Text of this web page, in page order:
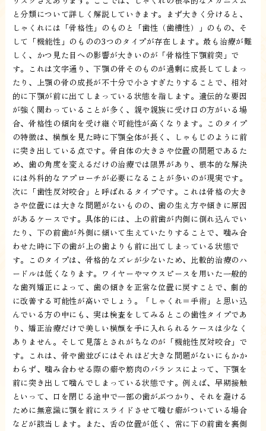
と分類について詳しく解説していきます。まず大きく分けると、
しゃくれには「骨格性」のものと「歯性（歯槽性）」のもの、そ
して「機能性」のものの3つのタイプが存在します。最も治療が難
しく、かつ見た目への影響が大きいのが「骨格性下顎前突」で
す。これは文字通り、下顎の骨そのものが過剰に成長してしまっ
たり、上顎の骨の成長が不十分で小さすぎたりすることで、相対
的に下顎が前に出てしまっている状態を指します。遺伝的な要因
が強く関わっていることが多く、親や親族に受け口の方がいる場
合、骨格性の傾向を受け継ぐ可能性が高くなります。このタイプ
の特徴は、横顔を見た時に下顎全体が長く、しゃもじのように前
に突き出している点です。骨自体の大きさや位置の問題であるた
め、歯の角度を変えるだけの治療では限界があり、根本的な解決
には外科的なアプローチが必要になることが多いのが現実です。
次に「歯性反対咬合」と呼ばれるタイプです。これは骨格の大き
さや位置には大きな問題がないものの、歯の生え方や傾きに原因
があるケースです。具体的には、上の前歯が内側に倒れ込んでい
たり、下の前歯が外側に傾いて生えていたりすることで、噛み合
わせた時に下の歯が上の歯よりも前に出てしまっている状態で
す。このタイプは、骨格的なズレが少ないため、比較的治療のハ
ードルは低くなります。ワイヤーやマウスピースを用いた一般的
な歯列矯正によって、歯の傾きを正常な位置に戻すことで、劇的
に改善する可能性が高いでしょう。「しゃくれ＝手術」と思い込
んでいる方の中にも、実は検査をしてみるとこの歯性タイプであ
り、矯正治療だけで美しい横顔を手に入れられるケースは少なく
ありません。そして見落とされがちなのが「機能性反対咬合」で
す。これは、骨や歯並びにはそれほど大きな問題がないにもかか
わらず、噛み合わせる際の癖や筋肉のバランスによって、下顎を
前に突き出して噛んでしまっている状態です。例えば、早期接触
といって、口を閉じる途中で一部の歯がぶつかり、それを避ける
ために無意識に顎を前にスライドさせて噛む癖がついている場合
などが該当します。また、舌の位置が低く、常に下の前歯を裏側